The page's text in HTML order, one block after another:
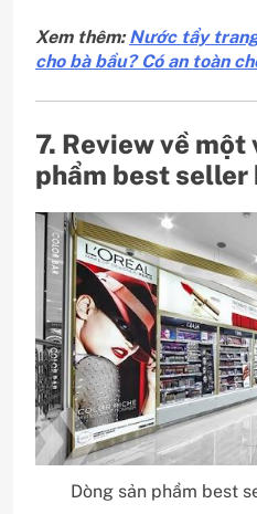
Xem thêm:Nước tẩy
cho bà bầu? Có an toàn
7. Review về một
phẩm best seller
Dòng sản phẩm best